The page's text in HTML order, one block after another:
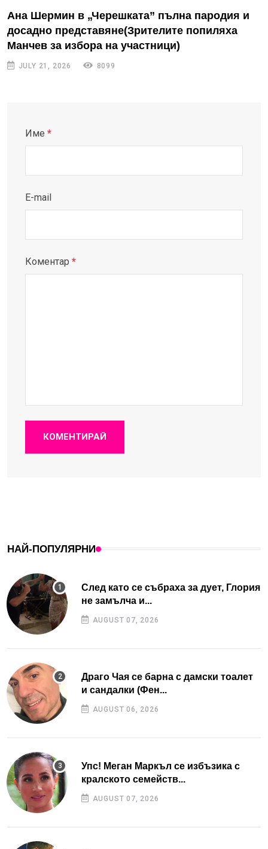
Ана Шермин в „Черешката” пълна пародия и
досадно представяне(Зрителите попиляха
Манчев за избора на участници)
JULY 21, 2026 8099
Име *
E-mail
Коментар *
КОМЕНТИРАЙ
НАЙ-ПОПУЛЯРНИ
След като се събраха за дует, Глория
не замълча и...
AUGUST 07, 2026
Драго Чая се барна с дамски тоалет
и сандалки (Фен...
AUGUST 06, 2026
Упс! Меган Маркъл се избъзика с
кралското семейств...
AUGUST 07, 2026